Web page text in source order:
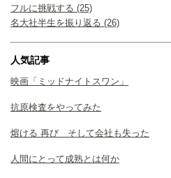
フルに挑戦する (25)
名大社半生を振り返る (26)
人気記事
映画「ミッドナイトスワン」
抗原検査をやってみた
熔ける 再び そして会社も失った
人間にとって成熟とは何か